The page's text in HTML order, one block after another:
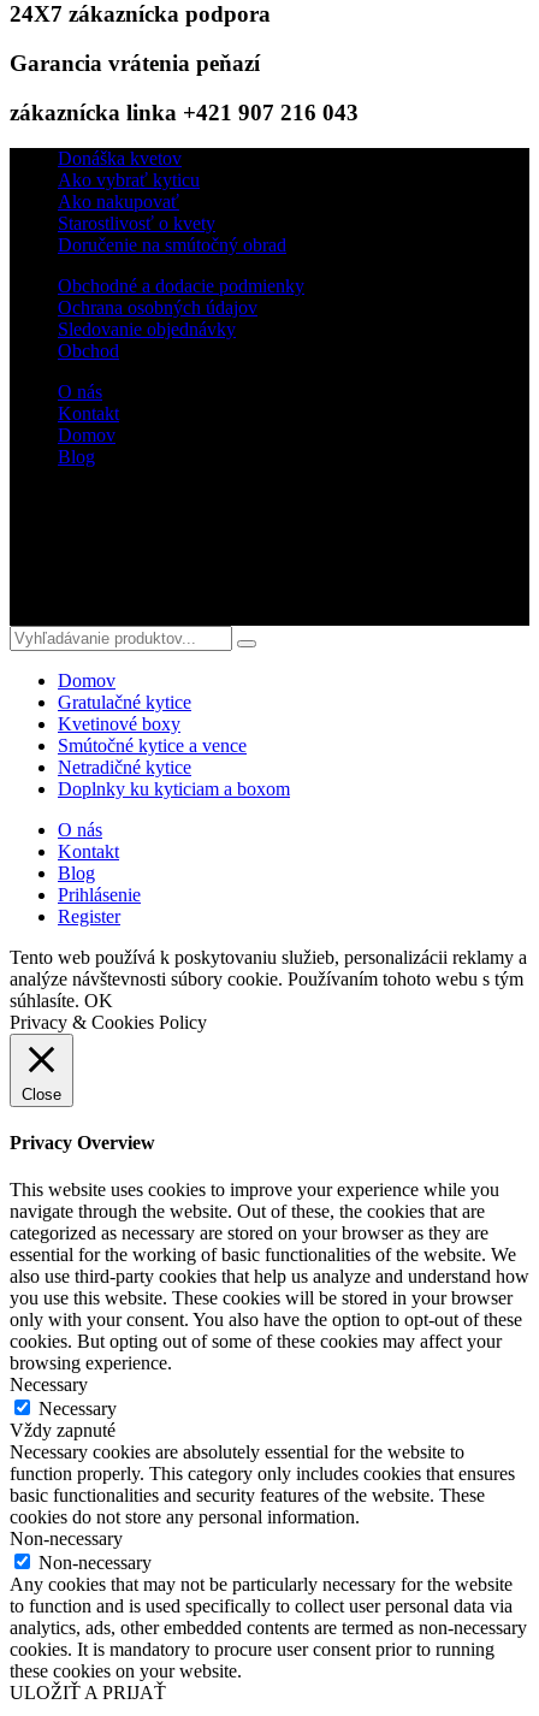
24X7 zákaznícka podpora
Garancia vrátenia peňazí
zákaznícka linka +421 907 216 043
Donáška kvetov
Ako vybrať kyticu
Ako nakupovať
Starostlivosť o kvety
Doručenie na smútočný obrad
Obchodné a dodacie podmienky
Ochrana osobných údajov
Sledovanie objednávky
Obchod
O nás
Kontakt
Domov
Blog
Domov
Gratulačné kytice
Kvetinové boxy
Smútočné kytice a vence
Netradičné kytice
Doplnky ku kyticiam a boxom
O nás
Kontakt
Blog
Prihlásenie
Register
Tento web používá k poskytovaniu služieb, personalizácii reklamy a
analýze návštevnosti súbory cookie. Používaním tohoto webu s tým
súhlasíte. OK
Privacy & Cookies Policy
Close
Privacy Overview
This website uses cookies to improve your experience while you
navigate through the website. Out of these, the cookies that are
categorized as necessary are stored on your browser as they are
essential for the working of basic functionalities of the website. We
also use third-party cookies that help us analyze and understand how
you use this website. These cookies will be stored in your browser
only with your consent. You also have the option to opt-out of these
cookies. But opting out of some of these cookies may affect your
browsing experience.
Necessary
Necessary
Vždy zapnuté
Necessary cookies are absolutely essential for the website to
function properly. This category only includes cookies that ensures
basic functionalities and security features of the website. These
cookies do not store any personal information.
Non-necessary
Non-necessary
Any cookies that may not be particularly necessary for the website
to function and is used specifically to collect user personal data via
analytics, ads, other embedded contents are termed as non-necessary
cookies. It is mandatory to procure user consent prior to running
these cookies on your website.
ULOŽIŤ A PRIJAŤ